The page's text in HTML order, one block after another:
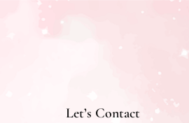
Let’s Contact